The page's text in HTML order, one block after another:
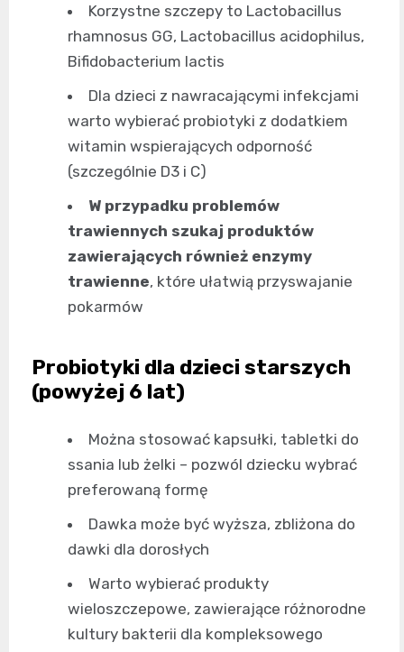
Korzystne szczepy to Lactobacillus
rhamnosus GG, Lactobacillus acidophilus,
Bifidobacterium lactis
Dla dzieci z nawracającymi infekcjami
warto wybierać probiotyki z dodatkiem
witamin wspierających odporność
(szczególnie D3 i C)
W przypadku problemów
trawiennych szukaj produktów
zawierających również enzymy
trawienne, które ułatwią przyswajanie
pokarmów
Probiotyki dla dzieci starszych
(powyżej 6 lat)
Można stosować kapsułki, tabletki do
ssania lub żelki – pozwól dziecku wybrać
preferowaną formę
Dawka może być wyższa, zbliżona do
dawki dla dorosłych
Warto wybierać produkty
wieloszczepowe, zawierające różnorodne
kultury bakterii dla kompleksowego